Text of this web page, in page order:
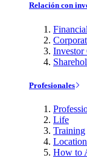
Relación con
Investor
Profesionales
Life
Training
How to